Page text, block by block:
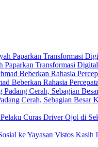
Paparkan Transformasi
Beberkan Rahasia
Cerah, Sebagian Besar
Curas Driver Ojol di
ke Yayasan Vistos Kasih